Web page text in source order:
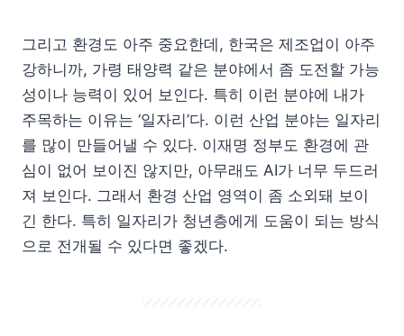
그리고 환경도 아주 중요한데, 한국은 제조업이 아주
강하니까, 가령 태양력 같은 분야에서 좀 도전할 가능
성이나 능력이 있어 보인다. 특히 이런 분야에 내가
주목하는 이유는 ‘일자리’다. 이런 산업 분야는 일자리
를 많이 만들어낼 수 있다. 이재명 정부도 환경에 관
심이 없어 보이진 않지만, 아무래도 AI가 너무 두드러
져 보인다. 그래서 환경 산업 영역이 좀 소외돼 보이
긴 한다. 특히 일자리가 청년층에게 도움이 되는 방식
으로 전개될 수 있다면 좋겠다.